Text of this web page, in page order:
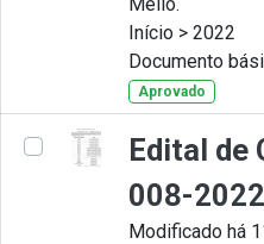
Início > 2022
Documento
Aprovado
Edital de
008-2022
Modificado há